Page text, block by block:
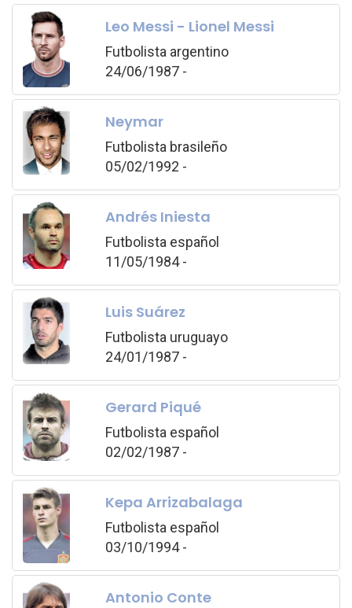
Leo Messi - Lionel Messi
Futbolista argentino
24/06/1987 -
Neymar
Futbolista brasileño
05/02/1992 -
Andrés Iniesta
Futbolista español
11/05/1984 -
Luis Suárez
Futbolista uruguayo
24/01/1987 -
Gerard Piqué
Futbolista español
02/02/1987 -
Kepa Arrizabalaga
Futbolista español
03/10/1994 -
Antonio Conte